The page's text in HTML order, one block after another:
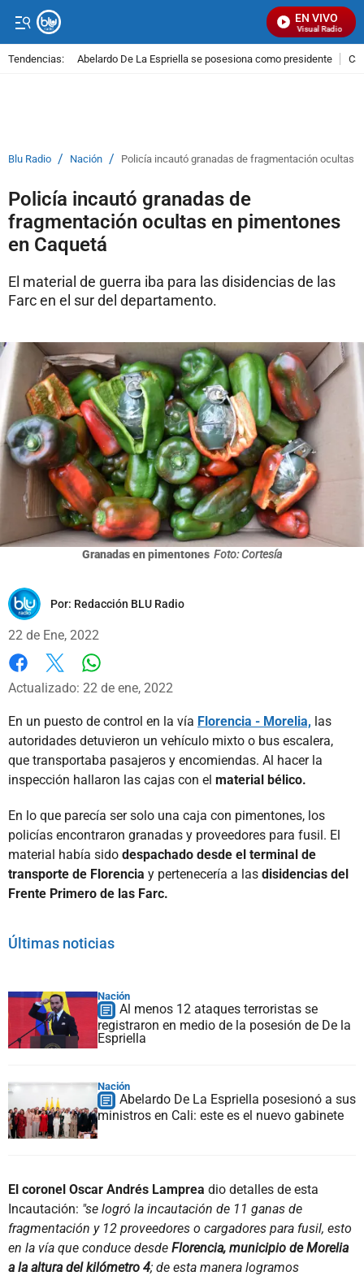
EN VIVO
Señal Visual Radio
Tendencias: Abelardo De La Espriella se posesiona como presidente
Blu Radio / Nación / Policía incautó granadas de fragmentación ocultas
Policía incautó granadas de
fragmentación ocultas en pimentones
en Caquetá
El material de guerra iba para las disidencias de las
Farc en el sur del departamento.
Granadas en pimentones Foto: Cortesía
Por: Redacción BLU Radio
22 de Ene, 2022
Facebook
X
Actualizado: 22 de ene, 2022
En un puesto de control en la vía Florencia - Morelia, las
autoridades detuvieron un vehículo mixto o bus escalera,
que transportaba pasajeros y encomiendas. Al hacer la
inspección hallaron las cajas con el material bélico.
En lo que parecía ser solo una caja con pimentones, los
policías encontraron granadas y proveedores para fusil. El
material había sido despachado desde el terminal de
transporte de Florencia y pertenecería a las disidencias del
Frente Primero de las Farc.
Últimas noticias
Nación
Al menos 12 ataques terroristas se
registraron en medio de la posesión de De la
Espriella
Nación
Abelardo De La Espriella posesionó a sus
ministros en Cali: este es el nuevo gabinete
El coronel Oscar Andrés Lamprea dio detalles de esta
Incautación: "se logró la incautación de 11 ganas de
fragmentación y 12 proveedores o cargadores para fusil, esto
en la vía que conduce desde Florencia, municipio de Morelia
a la altura del kilómetro 4; de esta manera logramos